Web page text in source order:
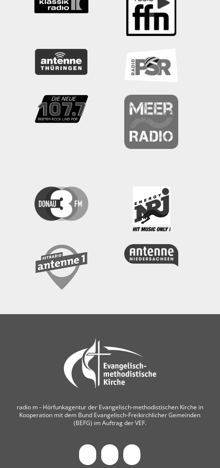
radio m ‐ Hörfunkagentur der Evangelisch-methodistischen Kirche in
Kooperation mit dem Bund Evangelisch-Freikirchlicher Gemeinden
(BEFG) im Auftrag der VEF.